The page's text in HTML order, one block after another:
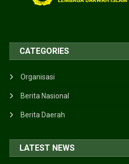
CATEGORIES
Organisasi
Berita Nasional
Berita Daerah
LATEST NEWS